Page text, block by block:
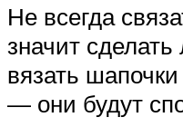
Не всегда
значит
вязать
— они будут